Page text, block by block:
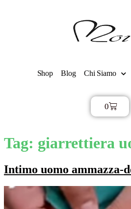
Shop Blog Chi Siamo
0
Tag: giarrettiera
Intimo uomo ammazza-